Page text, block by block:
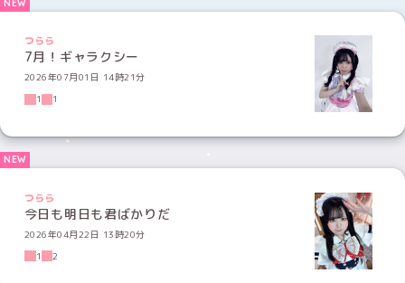
つらら
7月！ギャラクシー
2026年07月01日 14時21分
1
1
つらら
今日も明日も君ばかりだ
2026年04月22日 13時20分
1
2